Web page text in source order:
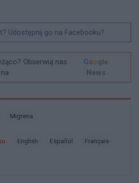
Udostępnij go na Facebooku?
Obserwuj nas
na
Google
News
Migrena
english español français